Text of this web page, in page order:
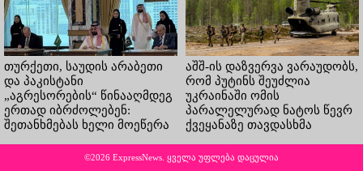
თურქეთი, საუდის არაბეთი
და პაკისტანი
„აგრესორების“ წინააღმდეგ
ერთად იბრძოლებენ:
შეთანხმებას ხელი მოეწერა
აშშ-ის დაზვერვა ვარაუდობს,
რომ პუტინს შეუძლია
უკრაინაში ომის
პარალელურად ნატოს წევრ
ქვეყანაზე თავდასხმა
©2026 ExpressNews. ყველა უფლება დაცულია